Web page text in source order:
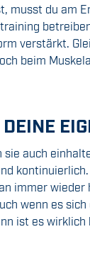
musst du am
verstärkt.
beim
auch
immer
wenn es
ist es